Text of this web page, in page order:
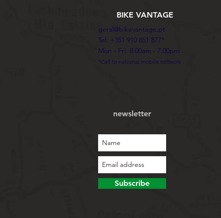
BIKE VANTAGE
geral@bikevantage.pt
Tel: +351 910 851 877*
Mon - Fri: 8:00am - 7:00pm
*Call to national mobile network
newsletter
Subscribe